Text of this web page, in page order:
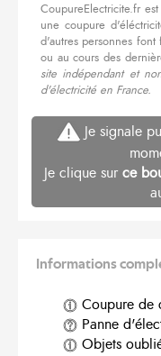
CoupureElectricite.fr
une coupure
d'autres personnes
ou au cours des
site indépendant et
d'électricité en France.
Je signale
Je clique sur ce
Informations
Coupure de
Panne
Objets